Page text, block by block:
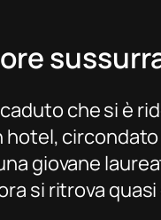
che si è
hotel,
giovane
si ritrova